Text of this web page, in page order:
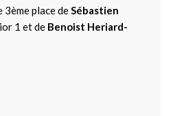
place deSébastien
1 et de Benoist Heriard-